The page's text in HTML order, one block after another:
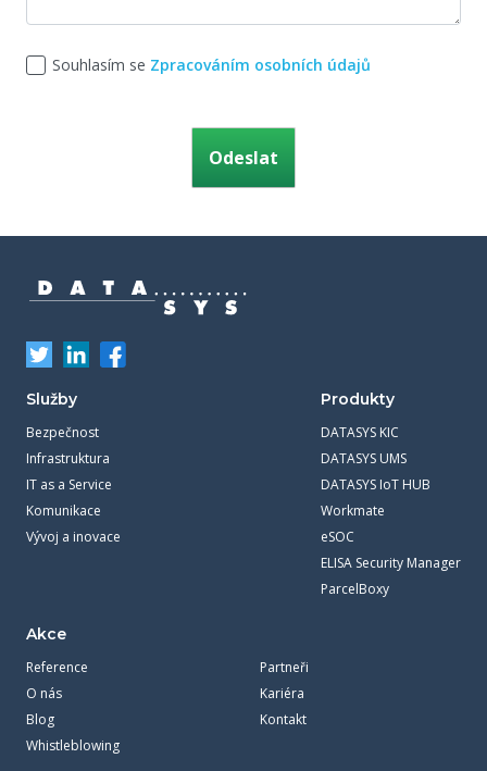
Souhlasím se Zpracováním osobních údajů
Ponechte toto pole prázdné.
Služby
Bezpečnost
Infrastruktura
IT as a Service
Komunikace
Vývoj a inovace
Produkty
DATASYS KIC
DATASYS UMS
DATASYS IoT HUB
Workmate
eSOC
ELISA Security Manager
ParcelBoxy
Akce
Reference
Partneři
O nás
Kariéra
Blog
Kontakt
Whistleblowing